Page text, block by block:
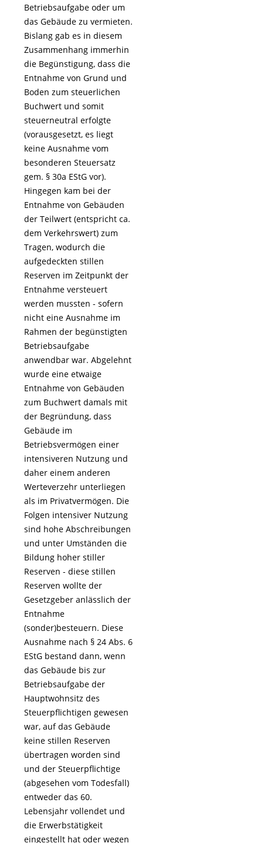
Betriebsaufgabe oder um
das Gebäude zu vermieten.
Bislang gab es in diesem
Zusammenhang immerhin
die Begünstigung, dass die
Entnahme von Grund und
Boden zum steuerlichen
Buchwert und somit
steuerneutral erfolgte
(vorausgesetzt, es liegt
keine Ausnahme vom
besonderen Steuersatz
gem. § 30a EStG vor).
Hingegen kam bei der
Entnahme von Gebäuden
der Teilwert (entspricht ca.
dem Verkehrswert) zum
Tragen, wodurch die
aufgedeckten stillen
Reserven im Zeitpunkt der
Entnahme versteuert
werden mussten - sofern
nicht eine Ausnahme im
Rahmen der begünstigten
Betriebsaufgabe
anwendbar war. Abgelehnt
wurde eine etwaige
Entnahme von Gebäuden
zum Buchwert damals mit
der Begründung, dass
Gebäude im
Betriebsvermögen einer
intensiveren Nutzung und
daher einem anderen
Werteverzehr unterliegen
als im Privatvermögen. Die
Folgen intensiver Nutzung
sind hohe Abschreibungen
und unter Umständen die
Bildung hoher stiller
Reserven - diese stillen
Reserven wollte der
Gesetzgeber anlässlich der
Entnahme
(sonder)besteuern. Diese
Ausnahme nach § 24 Abs. 6
EStG bestand dann, wenn
das Gebäude bis zur
Betriebsaufgabe der
Hauptwohnsitz des
Steuerpflichtigen gewesen
war, auf das Gebäude
keine stillen Reserven
übertragen worden sind
und der Steuerpflichtige
(abgesehen vom Todesfall)
entweder das 60.
Lebensjahr vollendet und
die Erwerbstätigkeit
eingestellt hat oder wegen